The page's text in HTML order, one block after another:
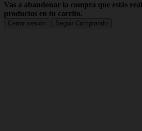
Vas a abandonar la compra que estás
productos en tu carrito.
Cerrar sesión Seguir Comprando